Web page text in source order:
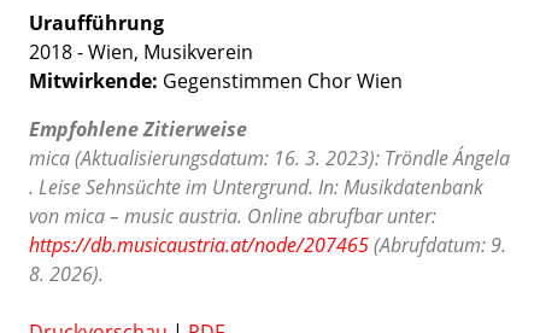
Uraufführung
2018 - Wien, Musikverein
Mitwirkende: Gegenstimmen Chor Wien
Empfohlene Zitierweise
mica (Aktualisierungsdatum: 16. 3. 2023): Tröndle Ángela
. Leise Sehnsüchte im Untergrund. In: Musikdatenbank
von mica – music austria. Online abrufbar unter:
https://db.musicaustria.at/node/207465(Abrufdatum: 9.
8. 2026).